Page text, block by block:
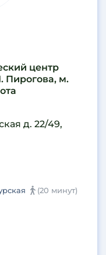
центр
Пирогова, м.
д. 22/49,
(20 минут)